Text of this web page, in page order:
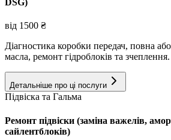
DSG)
від 1500 ₴
Діагностика коробки передач, повна
масла, ремонт гідроблоків та зчеплення.
Детальніше про ці послуги
Підвіска та Гальма
Ремонт підвіски (заміна важелів,
сайлентблоків)